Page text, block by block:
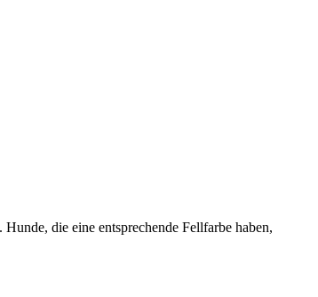
die eine entsprechende Fellfarbe haben,